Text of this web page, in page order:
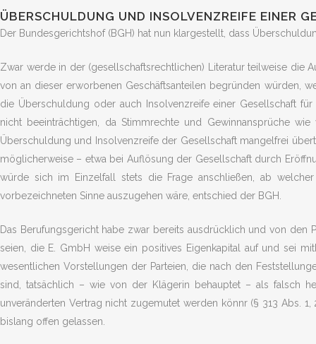
ÜBERSCHULDUNG UND INSOLVENZREIFE EINER
Der Bundesgerichtshof (BGH) hat nun klargestellt, dass
Zwar werde in der (gesellschaftsrechtlichen) Literatur teilweise die
von an dieser erworbenen Geschäftsanteilen begründen würden,
die Überschuldung oder auch Insolvenzreife einer Gesellschaft
nicht beeinträchtigen, da Stimmrechte und Gewinnansprüche
Überschuldung und Insolvenzreife der Gesellschaft mangelfrei
möglicherweise – etwa bei Auflösung der Gesellschaft durch
würde sich im Einzelfall stets die Frage anschließen, ab
vorbezeichneten Sinne auszugehen wäre, entschied der BGH.
Das Berufungsgericht habe zwar bereits ausdrücklich und von den
seien, die E. GmbH weise ein positives Eigenkapital auf und sei
wesentlichen Vorstellungen der Parteien, die nach den
sind, tatsächlich – wie von der Klägerin behauptet – als falsch
unveränderten Vertrag nicht zugemutet werden könnr (§ 313 Abs.
bislang offen gelassen.